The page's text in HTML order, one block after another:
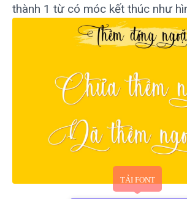
thành 1 từ có móc kết thúc như